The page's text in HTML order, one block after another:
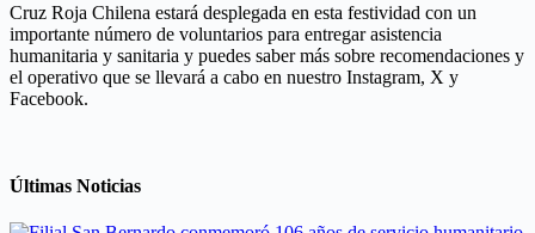
Cruz Roja Chilena estará desplegada en esta festividad con un
importante número de voluntarios para entregar asistencia
humanitaria y sanitaria y puedes saber más sobre recomendaciones y
el operativo que se llevará a cabo en nuestro Instagram, X y
Facebook.
Últimas Noticias